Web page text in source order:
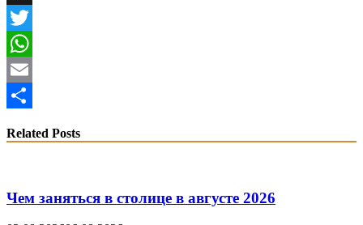
X
Twitter
WhatsApp
Email
Related Posts
Чем заняться в столице в августе 2026